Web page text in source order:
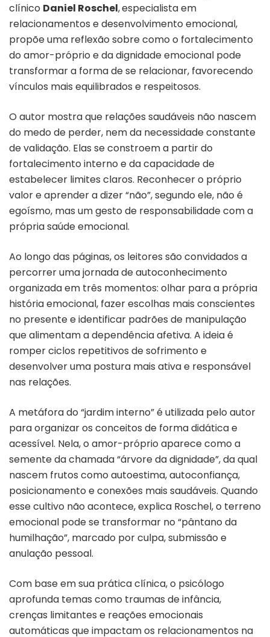
clínico Daniel Roschel,especialista em
relacionamentos e desenvolvimento emocional,
propõe uma reflexão sobre como o fortalecimento
do amor-próprio e da dignidade emocional pode
transformar a forma de se relacionar, favorecendo
vínculos mais equilibrados e respeitosos.
O autor mostra que relações saudáveis não nascem
do medo de perder, nem da necessidade constante
de validação. Elas se constroem a partir do
fortalecimento interno e da capacidade de
estabelecer limites claros. Reconhecer o próprio
valor e aprender a dizer “não”, segundo ele, não é
egoísmo, mas um gesto de responsabilidade com a
própria saúde emocional.
Ao longo das páginas, os leitores são convidados a
percorrer uma jornada de autoconhecimento
organizada em três momentos: olhar para a própria
história emocional, fazer escolhas mais conscientes
no presente e identificar padrões de manipulação
que alimentam a dependência afetiva. A ideia é
romper ciclos repetitivos de sofrimento e
desenvolver uma postura mais ativa e responsável
nas relações.
A metáfora do “jardim interno” é utilizada pelo autor
para organizar os conceitos de forma didática e
acessível. Nela, o amor-próprio aparece como a
semente da chamada “árvore da dignidade”, da qual
nascem frutos como autoestima, autoconfiança,
posicionamento e conexões mais saudáveis. Quando
esse cultivo não acontece, explica Roschel, o terreno
emocional pode se transformar no “pântano da
humilhação”, marcado por culpa, submissão e
anulação pessoal.
Com base em sua prática clínica, o psicólogo
aprofunda temas como traumas de infância,
crenças limitantes e reações emocionais
automáticas que impactam os relacionamentos na